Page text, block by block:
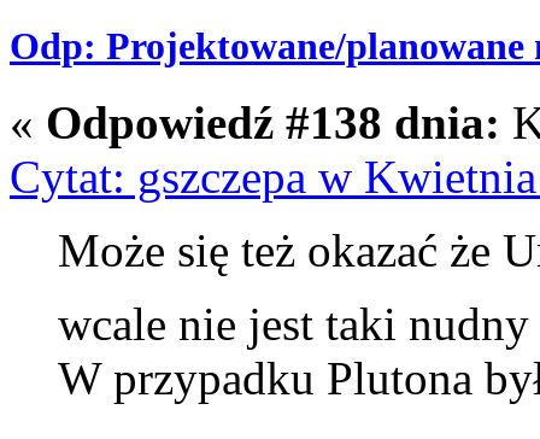
Odp: Projektowane/
« Odpowiedź #138 dnia:
Cytat: gszczepa w
Może się też okazać że
wcale nie jest taki
W przypadku Plutona